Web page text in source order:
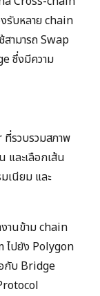
รับหลาย chain
ามารถ Swap
ซึ่งมีความ
รวบรวมสภาพ
และเลือกเส้น
เนียม และ
านข้าม chain
ไปยัง Polygon
กับ Bridge